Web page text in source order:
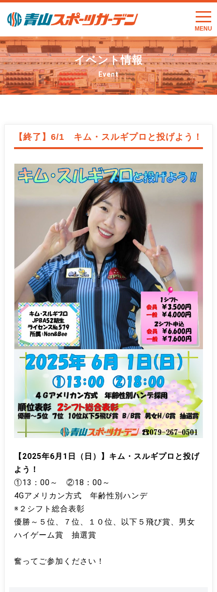
t
o
g
g
l
e
n
a
v
i
g
a
イベント情報
Event
【終了】6/1 キム・スルギプロと投げよう！
【2025年6月1日（日）】キム・スルギプロと投げ
よう！
①13：00～ ②18：00～
4Gアメリカン方式 年齢性別ハンデ
※２シフト総合表彰
優勝～５位、７位、１０位、以下５飛び賞、男女
ハイゲーム賞 抽選賞
奮ってご参加ください！